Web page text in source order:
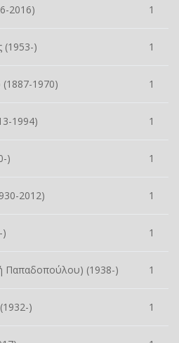
2016) 1
(1953-) 1
(1887-1970) 1
1994) 1
) 1
2012) 1
) 1
Παπαδοπούλου) (1938-) 1
) 1